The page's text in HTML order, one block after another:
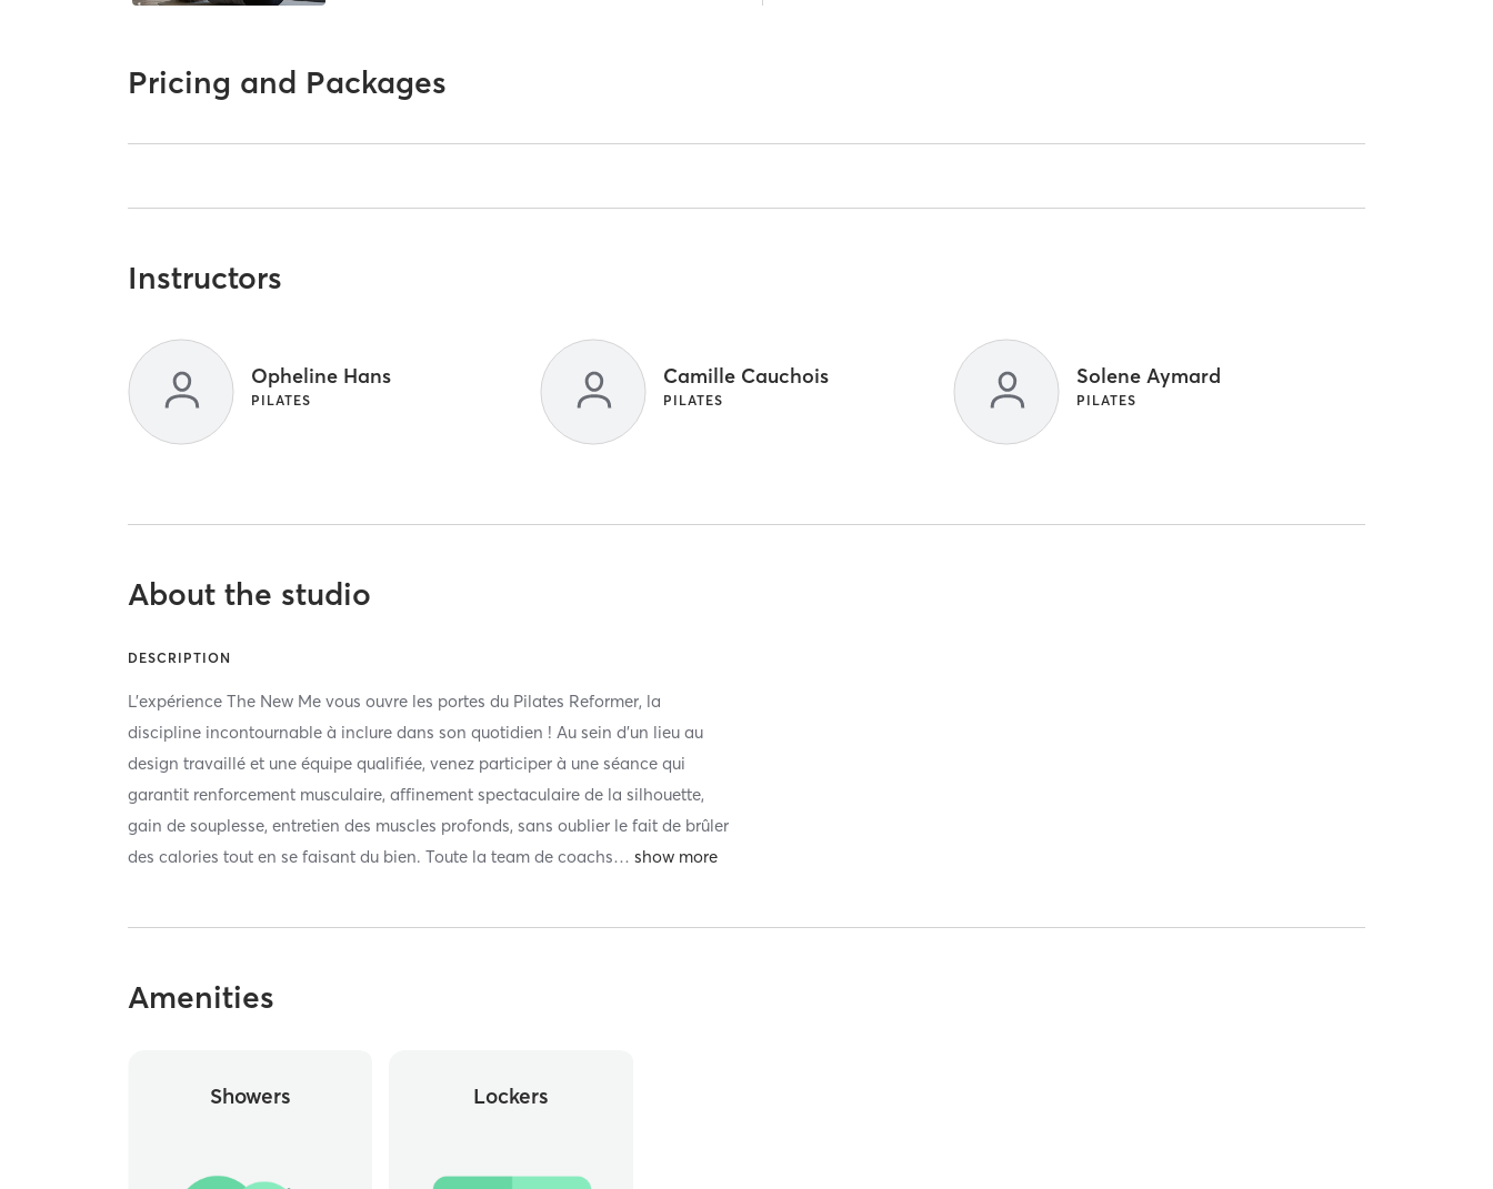
Pricing and Packages
Instructors
Opheline Hans
PILATES
Camille Cauchois
PILATES
Solene Aymard
PILATES
About the studio
DESCRIPTION
L'expérience The New Me vous ouvre les portes du Pilates Reformer, la
discipline incontournable à inclure dans son quotidien ! Au sein d'un lieu au
design travaillé et une équipe qualifiée, venez participer à une séance qui
garantit renforcement musculaire, affinement spectaculaire de la silhouette,
gain de souplesse, entretien des muscles profonds, sans oublier le fait de brûler
des calories tout en se faisant du bien. Toute la team de coachs…
Amenities
Showers Lockers